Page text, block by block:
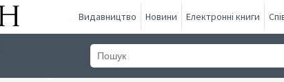
Видавництво Новини Електронні книги